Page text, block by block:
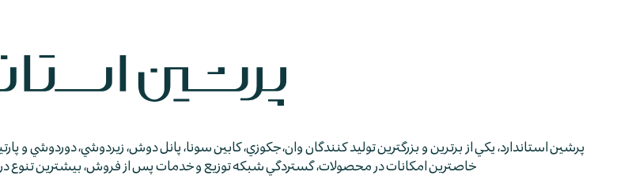
پرشين استاندارد، يكي از برترين و بزرگترين توليد كنندگان وان، جكوزي، كابين سونا، پانل دوش، زيردوشي، دوردوشي و
خاصترين امكانات در محصولات، گستردگي شبكه توزيع و خدمات پس از فروش، بيشترين تنوع در